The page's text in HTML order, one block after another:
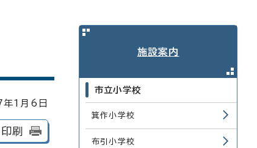
1月6日
刷
施設案内
市立小学校
箕作小学校
布引小学校